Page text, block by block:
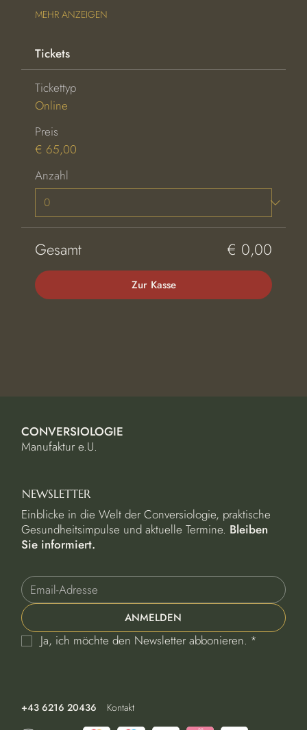
MEHR ANZEIGEN
Tickets
Tickettyp
Online
Preis
€ 65,00
Anzahl
Gesamt € 0,00
Zur Kasse
+43 6216 20436 Kontakt
CONVERSIOLOGIE
Manufaktur e.U.
NEWSLETTER
Einblicke in die Welt der Conversiologie, praktische
Gesundheitsimpulse und aktuelle Termine. Bleiben
Sie informiert.
ANMELDEN
Ja, ich möchte den Newsletter abbonieren. *